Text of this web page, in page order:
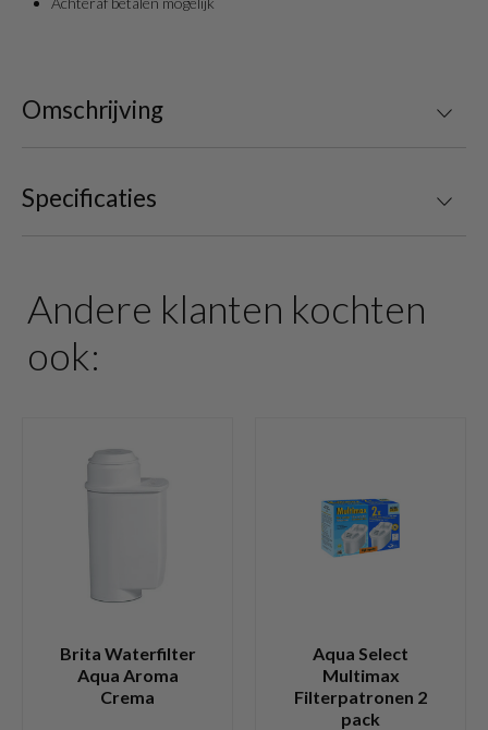
Omschrijving
Specificaties
Andere klanten kochten
ook:
Brita Waterfilter
Aqua Aroma
Crema
Aqua Select
Multimax
Filterpatronen 2
pack